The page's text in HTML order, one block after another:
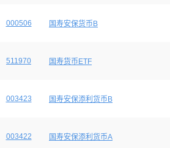
000506 国寿安保货币B
511970 国寿货币ETF
003423 国寿安保添利货币B
003422 国寿安保添利货币A